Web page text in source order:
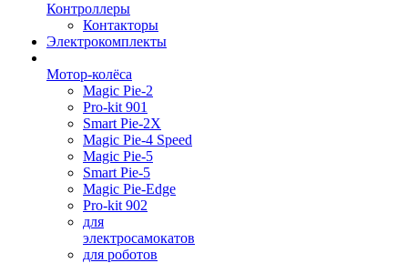
Контроллеры
Контакторы
Электрокомплекты
Мотор-колёса
Magic Pie-2
Pro-kit 901
Smart Pie-2X
Magic Pie-4 Speed
Magic Pie-5
Smart Pie-5
Magic Pie-Edge
Pro-kit 902
для
электросамокатов
для роботов